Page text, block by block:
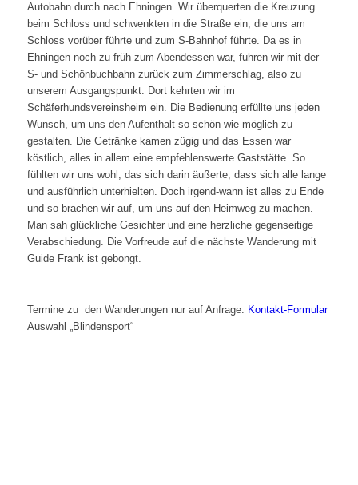
Autobahn durch nach Ehningen. Wir überquerten die Kreuzung
beim Schloss und schwenkten in die Straße ein, die uns am
Schloss vorüber führte und zum S-Bahnhof führte. Da es in
Ehningen noch zu früh zum Abendessen war, fuhren wir mit der
S- und Schönbuchbahn zurück zum Zimmerschlag, also zu
unserem Ausgangspunkt. Dort kehrten wir im
Schäferhundsvereinsheim ein. Die Bedienung erfüllte uns jeden
Wunsch, um uns den Aufenthalt so schön wie möglich zu
gestalten. Die Getränke kamen zügig und das Essen war
köstlich, alles in allem eine empfehlenswerte Gaststätte. So
fühlten wir uns wohl, das sich darin äußerte, dass sich alle lange
und ausführlich unterhielten. Doch irgend-wann ist alles zu Ende
und so brachen wir auf, um uns auf den Heimweg zu machen.
Man sah glückliche Gesichter und eine herzliche gegenseitige
Verabschiedung. Die Vorfreude auf die nächste Wanderung mit
Guide Frank ist gebongt.
Termine zu den Wanderungen nur auf Anfrage: Kontakt-Formular
Auswahl „Blindensport“